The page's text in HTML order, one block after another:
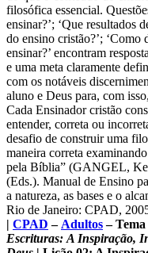
filosófica essencial.
ensinar?’; ‘Que resultados
do ensino cristão?’; ‘Como
ensinar?’ encontram
e uma meta claramente
com os notáveis
aluno e Deus para, com
Cada Ensinador cristão
entender, correta ou
desafio de construir uma
maneira correta
pela Bíblia” (GANGEL,
(Eds.). Manual de Ensino
a natureza, as bases e o
Rio de Janeiro: CPAD,
| CPAD – Adultos–
Escrituras: A Inspiração,